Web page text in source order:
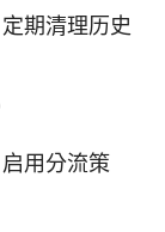
期清理历史
用分流策